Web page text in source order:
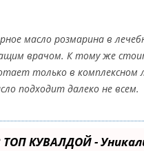
масло розмарина в
врачом. К тому же
только в
подходит далеко не всем.
КУВАЛДОЙ -